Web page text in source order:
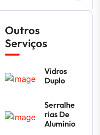
Outros
Serviços
Vidros
Duplo
Serralhe
Rias De
Alumínio